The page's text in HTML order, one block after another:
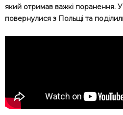
який отримав важкі поранення.
повернулися з Польщі та